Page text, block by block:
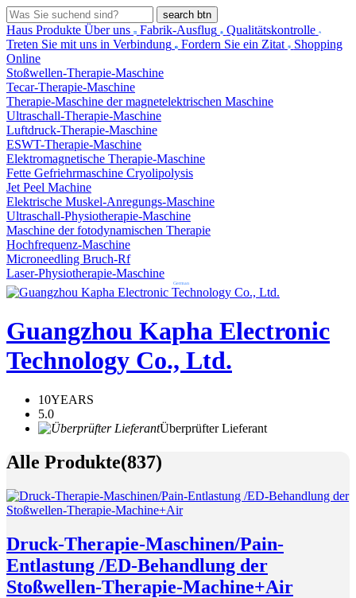
search btn
Haus Produkte Über uns Fabrik-Ausflug
Qualitätskontrolle
Treten Sie mit uns in Verbindung
Fordern Sie ein Zitat
Shopping
Online
Stoßwellen-Therapie-Maschine
Tecar-Therapie-Maschine
Therapie-Maschine der magnetelektrischen Maschine
Ultraschall-Therapie-Maschine
Luftdruck-Therapie-Maschine
ESWT-Therapie-Maschine
Elektromagnetische Therapie-Maschine
Fette Gefriehrmaschine Cryolipolysis
Jet Peel Machine
Elektrische Muskel-Anregungs-Maschine
Ultraschall-Physiotherapie-Maschine
Maschine der fotodynamischen Therapie
Hochfrequenz-Maschine
Microneedling Bruch-Rf
Laser-Physiotherapie-Maschine
German
Guangzhou Kapha Electronic
Technology Co., Ltd.
10YEARS
5.0
Überprüfter Lieferant
Alle Produkte(837)
Druck-Therapie-Maschinen/Pain-
Entlastung /ED-Behandlung der
Stoßwellen-Therapie-Machine+Air